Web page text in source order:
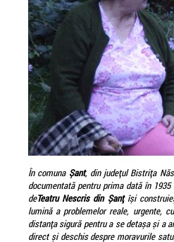
În comuna Șant, din județul Bistrița
documentată pentru prima dată în
deTeatru Nescris din Șanțîși
lumină a problemelor reale, urgente,
distanța sigură pentru a se detașa și a
direct și deschis despre moravurile